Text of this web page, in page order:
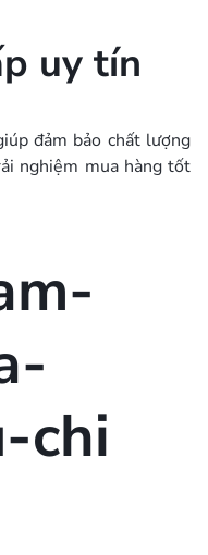
uy tín
đảm bảo chất lượng
nghiệm mua hàng tốt